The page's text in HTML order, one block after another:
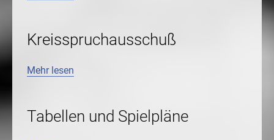
Kreisspruchausschuß
Mehr lesen
Tabellen und Spielpläne